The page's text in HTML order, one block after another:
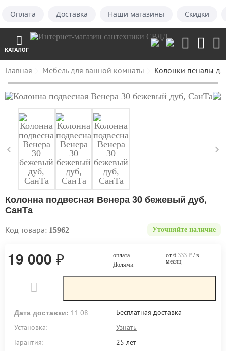
Оплата Доставка Наши магазины Скидки
КАТАЛОГ
Главная Мебель для ванной комнаты Колонки пеналы
Колонна подвесная Венера 30 бежевый дуб,
СанТа
Код товара: 15962 Уточняйте наличие
19 000 ₽
оплата
Долями
от 6 333 ₽/ в
месяц
Дата доставки: 11.08
Бесплатная доставка
Установка:
Узнать
Гарантия:
25 лет